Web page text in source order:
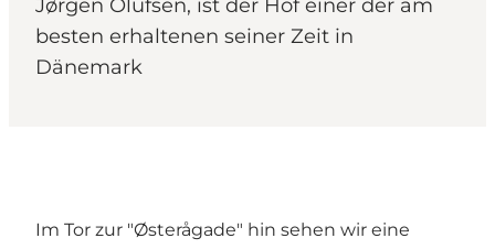
Jørgen Olufsen, ist der Hof einer der am
besten erhaltenen seiner Zeit in
Dänemark
Im Tor zur "Østerågade" hin sehen wir eine